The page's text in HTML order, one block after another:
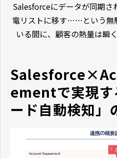
Salesforceにデータが同期さ
電リストに移す……という無
いる間に、顧客の熱量は瞬
ementで実現す
ード自動検知」